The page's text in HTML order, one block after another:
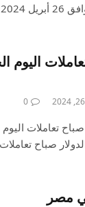
0
مصر